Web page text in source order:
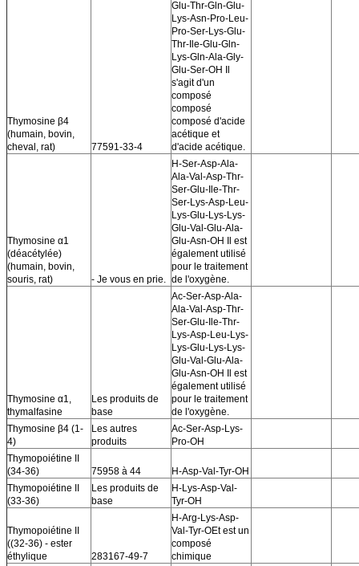
Thymosine β4
(humain, bovin,
cheval, rat)
77591-33-4
Glu-Thr-Gln-Glu-
Lys-Asn-Pro-Leu-
Pro-Ser-Lys-Glu-
Thr-Ile-Glu-Gln-
Lys-Gln-Ala-Gly-
Glu-Ser-OH Il
s'agit d'un
composé
composé
composé d'acide
acétique et
d'acide acétique.
Thymosine α1
(déacétylée)
(humain, bovin,
souris, rat)
- Je vous en prie.
H-Ser-Asp-Ala-
Ala-Val-Asp-Thr-
Ser-Glu-Ile-Thr-
Ser-Lys-Asp-Leu-
Lys-Glu-Lys-Lys-
Glu-Val-Glu-Ala-
Glu-Asn-OH Il est
également utilisé
pour le traitement
de l'oxygène.
Thymosine α1,
thymalfasine
Les produits de
base
Ac-Ser-Asp-Ala-
Ala-Val-Asp-Thr-
Ser-Glu-Ile-Thr-
Lys-Asp-Leu-Lys-
Lys-Glu-Lys-Lys-
Glu-Val-Glu-Ala-
Glu-Asn-OH Il est
également utilisé
pour le traitement
de l'oxygène.
Thymosine β4 (1-
4)
Les autres
produits
Ac-Ser-Asp-Lys-
Pro-OH
Thymopoiétine II
(34-36)
75958 à 44
H-Asp-Val-Tyr-OH
Thymopoiétine II
(33-36)
Les produits de
base
H-Lys-Asp-Val-
Tyr-OH
Thymopoiétine II
((32-36) - ester
éthylique
283167-49-7
H-Arg-Lys-Asp-
Val-Tyr-OEt est un
composé
chimique